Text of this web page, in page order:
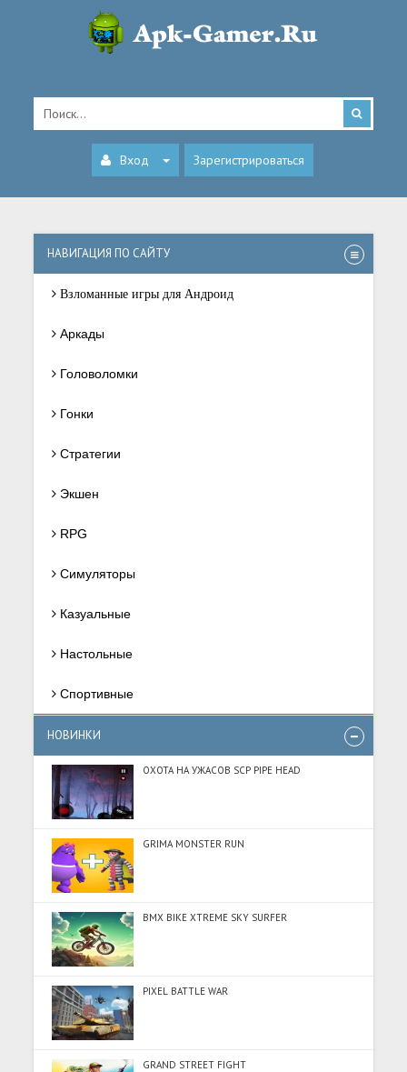
Вход Зарегистрироваться
НАВИГАЦИЯ ПО САЙТУ
Взломанные игры для Андроид
Аркады
Головоломки
Гонки
Стратегии
Экшен
RPG
Симуляторы
Казуальные
Настольные
Спортивные
НОВИНКИ
ОХОТА НА УЖАСОВ SCP PIPE HEAD
GRIMA MONSTER RUN
BMX BIKE XTREME SKY SURFER
PIXEL BATTLE WAR
GRAND STREET FIGHT